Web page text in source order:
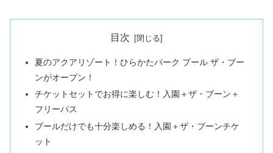
目次
夏のアクアリゾート！ひらかたパーク プール ザ・ブー
ンがオープン！
チケットセットでお得に楽しむ！入園＋ザ・ブーン＋
フリーパス
プールだけでも十分楽しめる！入園＋ザ・ブーンチケ
ット